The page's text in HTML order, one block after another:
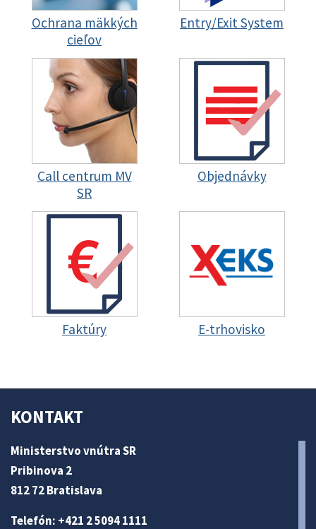
Ochrana mäkkých
cieľov
Entry/Exit System
Call centrum MV
SR
Objednávky
Faktúry E-trhovisko
KONTAKT
Ministerstvo vnútra SR
Pribinova 2
812 72 Bratislava
Telefón: +421 2 5094 1111